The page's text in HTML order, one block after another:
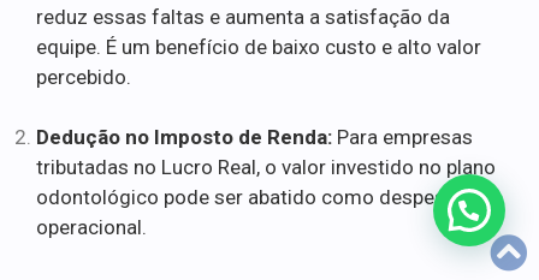
reduz essas faltas e aumenta a satisfação da
equipe. É um benefício de baixo custo e alto valor
percebido.
Dedução no Imposto de Renda: Para empresas
tributadas no Lucro Real, o valor investido no plano
odontológico pode ser abatido como despesa
operacional.